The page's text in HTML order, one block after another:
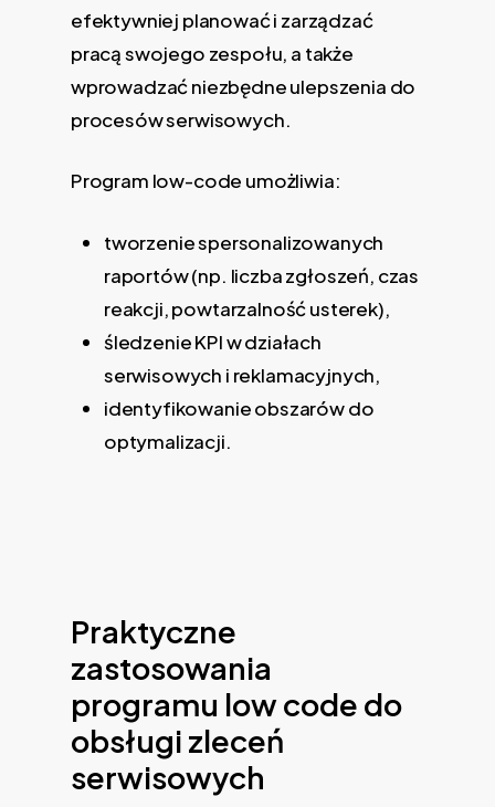
efektywniej planować i zarządzać
pracą swojego zespołu, a także
wprowadzać niezbędne ulepszenia do
procesów serwisowych.
Program low-code umożliwia:
tworzenie spersonalizowanych
raportów (np. liczba zgłoszeń, czas
reakcji, powtarzalność usterek),
śledzenie KPI w działach
serwisowych i reklamacyjnych,
identyfikowanie obszarów do
optymalizacji.
Praktyczne
zastosowania
programu low code do
obsługi zleceń
serwisowych